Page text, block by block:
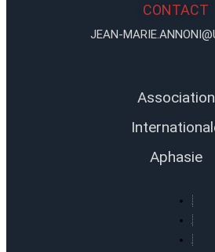
CONTACT
JEAN-
Association
Aphasie